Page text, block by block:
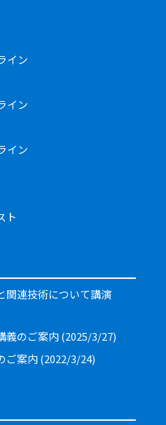
イン
イン
イン
ト
関連技術について講演
のご案内 (2025/3/27)
案内 (2022/3/24)